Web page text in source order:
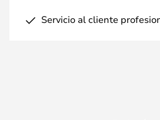
Servicio al cliente